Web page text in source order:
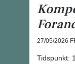
27/05/2026
Tidspunkt: